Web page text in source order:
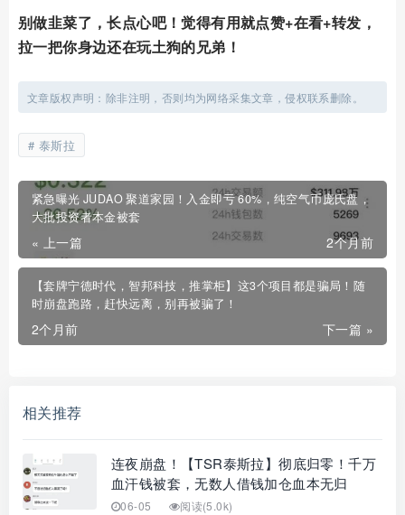
别做韭菜了，长点心吧！觉得有用就点赞+在看+转发，
拉一把你身边还在玩土狗的兄弟！
文章版权声明：除非注明，否则均为网络采集文章，侵权联系删除。
泰斯拉
紧急曝光 JUDAO 聚道家园！入金即亏 60%，纯空气币庞氏盘，
大批投资者本金被套
« 上一篇 2个月前
【套牌宁德时代，智邦科技，推掌柜】这3个项目都是骗局！随
时崩盘跑路，赶快远离，别再被骗了！
下一篇 »
2个月前
相关推荐
连夜崩盘！【TSR泰斯拉】彻底归零！千万
血汗钱被套，无数人借钱加仓血本无归
06-05 阅读(5.0k)